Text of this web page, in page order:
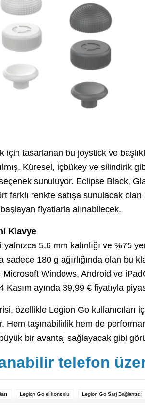
için tasarlanan bu joystick ve
Küresel, içbükey ve silindirik
seçenek sunuluyor. Eclipse Black,
farklı renkte satışa sunulacak
fiyatlarla alınabilecek.
Klavye
5,6 mm kalınlığı ve %75
sadece 180 g ağırlığında olan bu
Windows, Android ve
ayında 39,99 € fiyatıyla
özellikle Legion Go kullanıcıları
Hem taşınabilirlik hem de
bir avantaj sağlayacak gibi
telefon
Legion Go el konsolu Legion Go Şarj Bağlantısı